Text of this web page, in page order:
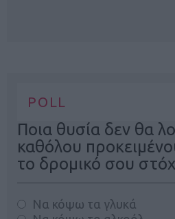
POLL
Ποια θυσία δεν θα
καθόλου
το δρομικό σου
Να κόψω τα γλυκά